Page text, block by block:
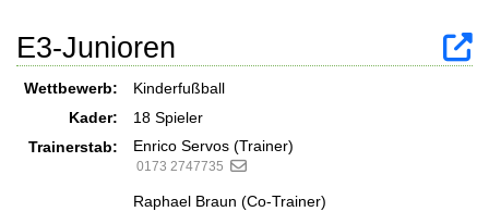
E3-Junioren
Wettbewerb:
Kinderfußball
Kader:
18 Spieler
Trainerstab:
Enrico Servos (Trainer)
0173 2747735
Raphael Braun (Co-Trainer)